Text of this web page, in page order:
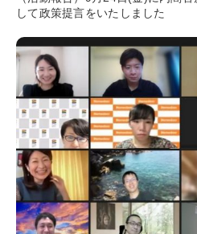
して政策提言をいたしました